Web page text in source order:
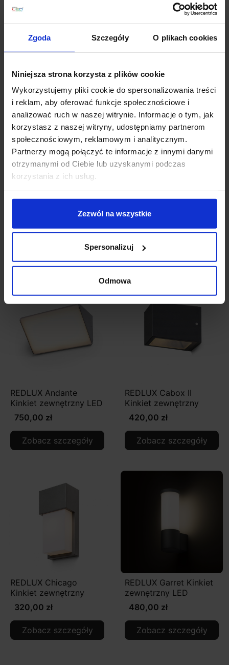
Zgoda Szczegóły O plikach cookies
Niniejsza strona korzysta z plików cookie
Wykorzystujemy pliki cookie do spersonalizowania treści
i reklam, aby oferować funkcje społecznościowe i
analizować ruch w naszej witrynie. Informacje o tym, jak
korzystasz z naszej witryny, udostępniamy partnerom
społecznościowym, reklamowym i analitycznym.
Partnerzy mogą połączyć te informacje z innymi danymi
otrzymanymi od Ciebie lub uzyskanymi podczas
korzystania z ich usług.
Zezwól na wszystkie
Spersonalizuj
Odmowa
Parametry techniczne:
Źródło światłaLED
Moc20W
Zasilanie230V
Strumień świetlny940lm
Wysokość
18,5 cm
Szerokość
20 cm
Głębokość
12,7 cm
Klasa szczelności
IP65
Kolor
antracyt
Producent
REDLUX
Informacje dodatkowe:
Szczegóły produktu
Zobacz także
REDLUX Andante
Kinkiet zewnętrzny LED
750,00 zł
Zobacz szczegóły
REDLUX Cabox II
Kinkiet zewnętrzny
420,00 zł
Zobacz szczegóły
REDLUX Chicago
Kinkiet zewnętrzny
320,00 zł
Zobacz szczegóły
REDLUX Garret Kinkiet
zewnętrzny LED
480,00 zł
Zobacz szczegóły